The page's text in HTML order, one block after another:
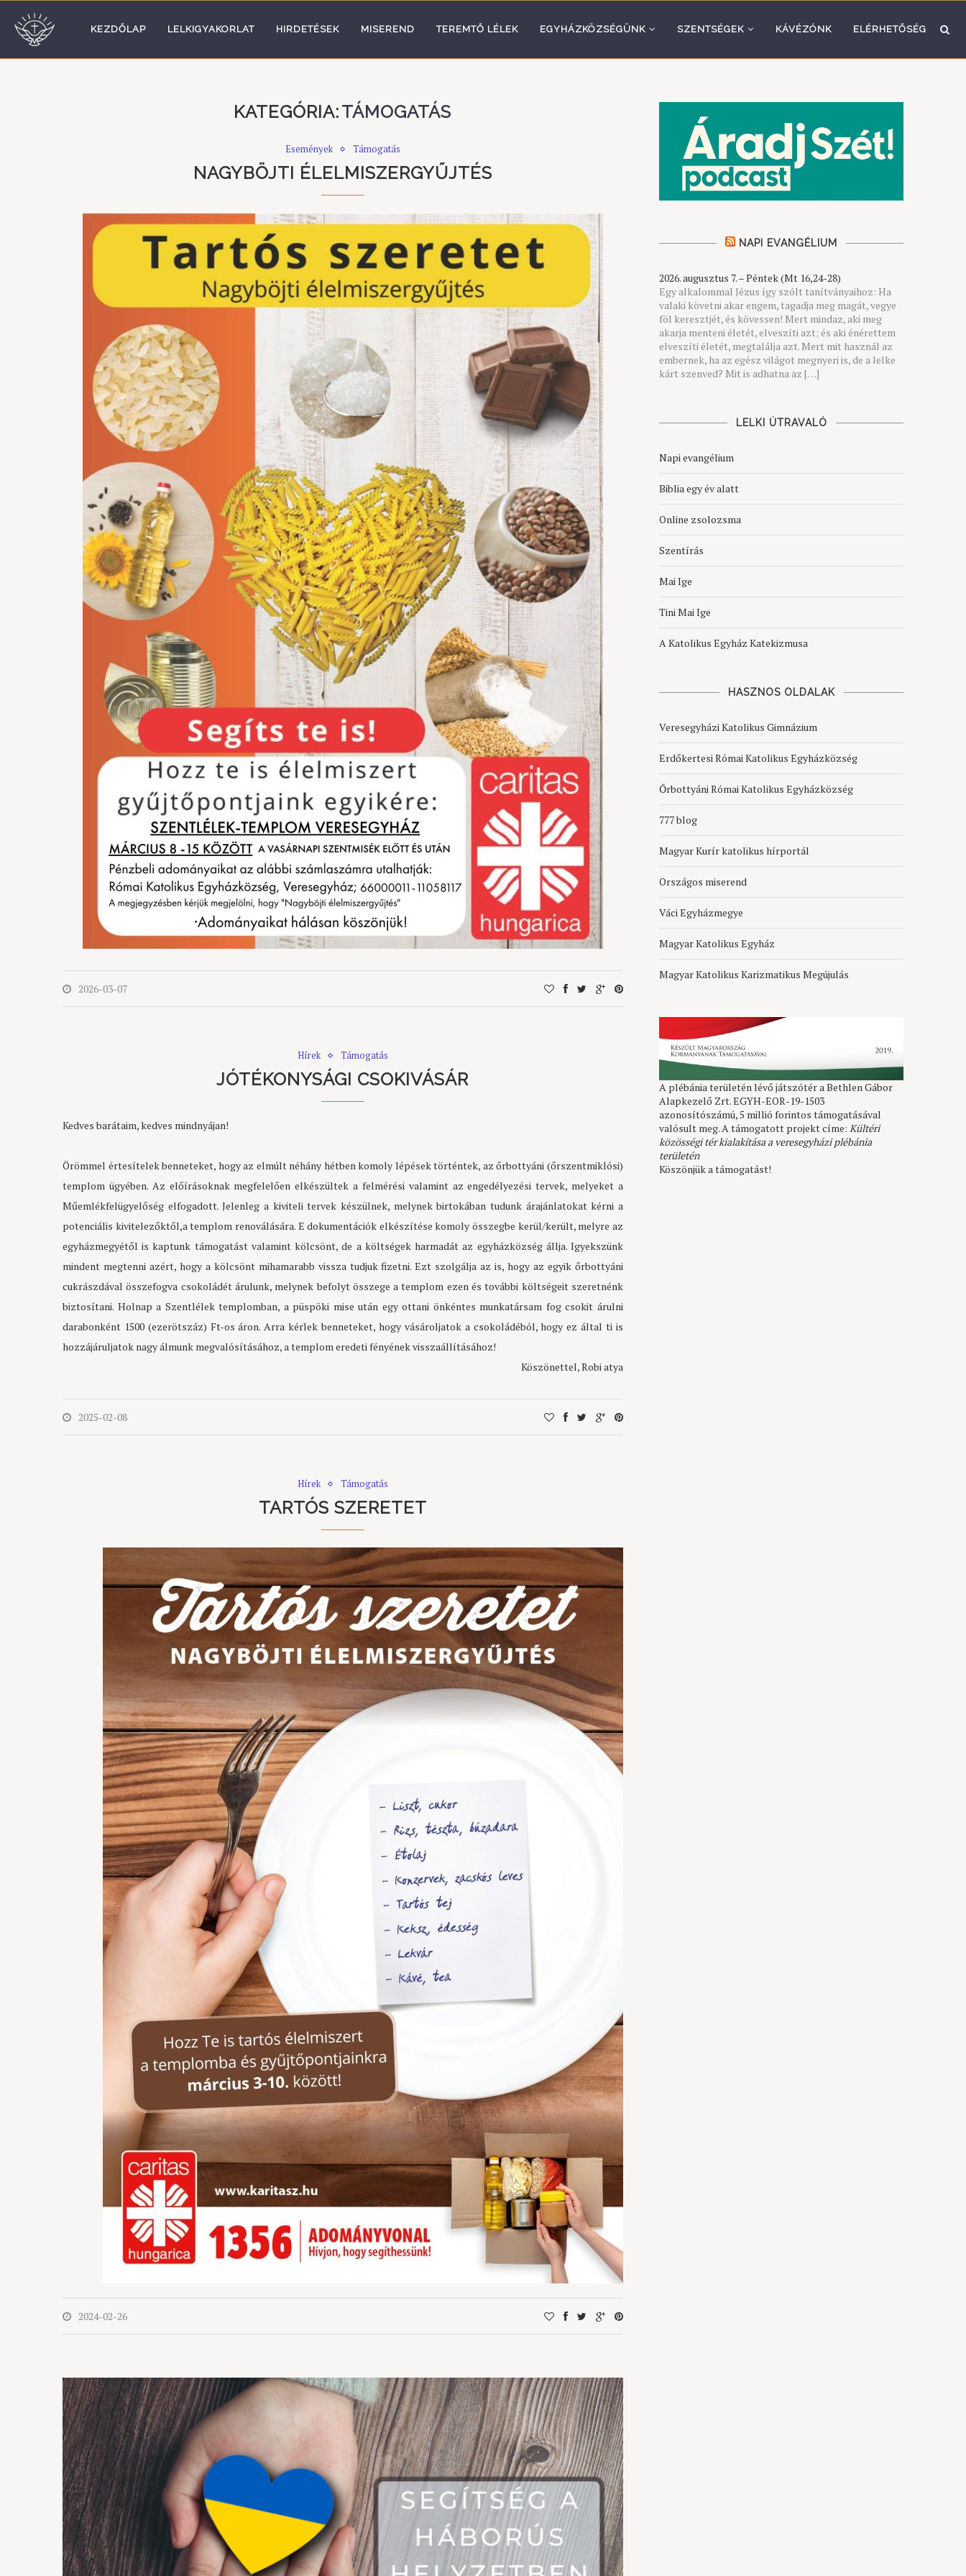
KEZDŐLAP LELKIGYAKORLAT HIRDETÉSEK MISEREND TEREMTŐ LÉLEK EGYHÁZKÖZSÉGÜNK SZENTSÉGEK KÁVÉZÓNK ELÉRHETŐSÉG
KATEGÓRIA:TÁMOGATÁS
Események Támogatás
NAGYBÖJTI ÉLELMISZERGYŰJTÉS
2026-03-07
Hírek Támogatás
JÓTÉKONYSÁGI CSOKIVÁSÁR
Kedves barátaim, kedves mindnyájan!
Örömmel értesítelek benneteket, hogy az elmúlt néhány hétben komoly lépések történtek, az őrbottyáni (őrszentmiklósi)
templom ügyében. Az előírásoknak megfelelően elkészültek a felmérési valamint az engedélyezési tervek, melyeket a
Műemlékfelügyelőség elfogadott. Jelenleg a kiviteli tervek készülnek, melynek birtokában tudunk árajánlatokat kérni a
potenciális kivitelezőktől,a templom renoválására. E dokumentációk elkészítése komoly összegbe kerül/került, melyre az
egyházmegyétől is kaptunk támogatást valamint kölcsönt, de a költségek harmadát az egyházközség állja. Igyekszünk
mindent megtenni azért, hogy a kölcsönt mihamarabb vissza tudjuk fizetni. Ezt szolgálja az is, hogy az egyik őrbottyáni
cukrászdával összefogva csokoládét árulunk, melynek befolyt összege a templom ezen és további költségeit szeretnénk
biztosítani. Holnap a Szentlélek templomban, a püspöki mise után egy ottani önkéntes munkatársam fog csokit árulni
darabonként 1500 (ezerötszáz) Ft-os áron. Arra kérlek benneteket, hogy vásároljatok a csokoládéból, hogy ez által ti is
hozzájáruljatok nagy álmunk megvalósításához, a templom eredeti fényének visszaállításához!
Köszönettel, Robi atya
2025-02-08
Hírek Támogatás
TARTÓS SZERETET
2024-02-26
NAPI EVANGÉLIUM
2026. augusztus 7. – Péntek (Mt 16,24-28)
Egy alkalommal Jézus így szólt tanítványaihoz: Ha
valaki követni akar engem, tagadja meg magát, vegye
föl keresztjét, és kövessen! Mert mindaz, aki meg
akarja menteni életét, elveszíti azt; és aki énérettem
elveszíti életét, megtalálja azt. Mert mit használ az
embernek, ha az egész világot megnyeri is, de a lelke
kárt szenved? Mit is adhatna az […]
LELKI ÚTRAVALÓ
Napi evangélium
Biblia egy év alatt
Online zsolozsma
Szentírás
Mai Ige
Tini Mai Ige
A Katolikus Egyház Katekizmusa
HASZNOS OLDALAK
Veresegyházi Katolikus Gimnázium
Erdőkertesi Római Katolikus Egyházközség
Őrbottyáni Római Katolikus Egyházközség
777 blog
Magyar Kurír katolikus hírportál
Országos miserend
Váci Egyházmegye
Magyar Katolikus Egyház
Magyar Katolikus Karizmatikus Megújulás
A plébánia területén lévő játszótér a Bethlen Gábor
Alapkezelő Zrt. EGYH-EOR-19-1503
azonosítószámú, 5 millió forintos támogatásával
valósult meg. A támogatott projekt címe: Kültéri
közösségi tér kialakítása a veresegyházi plébánia
területén
Köszönjük a támogatást!